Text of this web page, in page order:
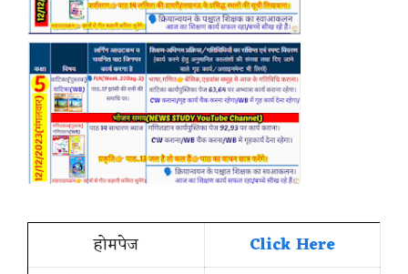
होमपेज
Click Here